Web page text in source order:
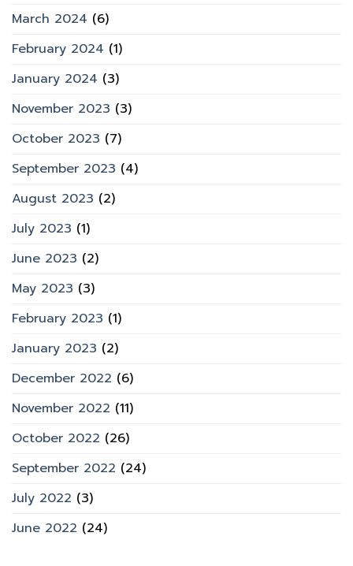
March 2024 (6)
February 2024 (1)
January 2024 (3)
November 2023 (3)
October 2023 (7)
September 2023 (4)
August 2023 (2)
July 2023 (1)
June 2023 (2)
May 2023 (3)
February 2023 (1)
January 2023 (2)
December 2022 (6)
November 2022 (11)
October 2022 (26)
September 2022 (24)
July 2022 (3)
June 2022 (24)